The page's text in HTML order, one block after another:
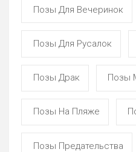
Позы Для Вечеринок
Позы Для Русалок
Позы Драк Позы
Позы На Пляже
Позы Предательства